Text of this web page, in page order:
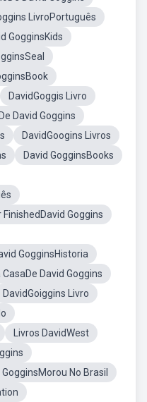
LivroPortuguês
GogginsKids
DavidGoggis Livro
David Goggins
DavidGoogins Livros
David GogginsBooks
FinishedDavid Goggins
GogginsHistoria
David Goggins
DavidGoiggins Livro
Livros DavidWest
GogginsMorou No Brasil